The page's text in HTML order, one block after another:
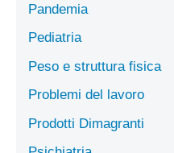
Pandemia
Pediatria
Peso e struttura fisica
Problemi del lavoro
Prodotti Dimagranti